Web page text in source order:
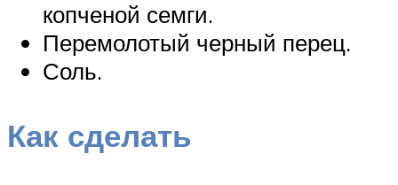
копченой семги.
Перемолотый черный перец.
Соль.
Как сделать